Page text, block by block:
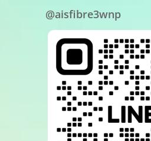
@aisfibre3wnp